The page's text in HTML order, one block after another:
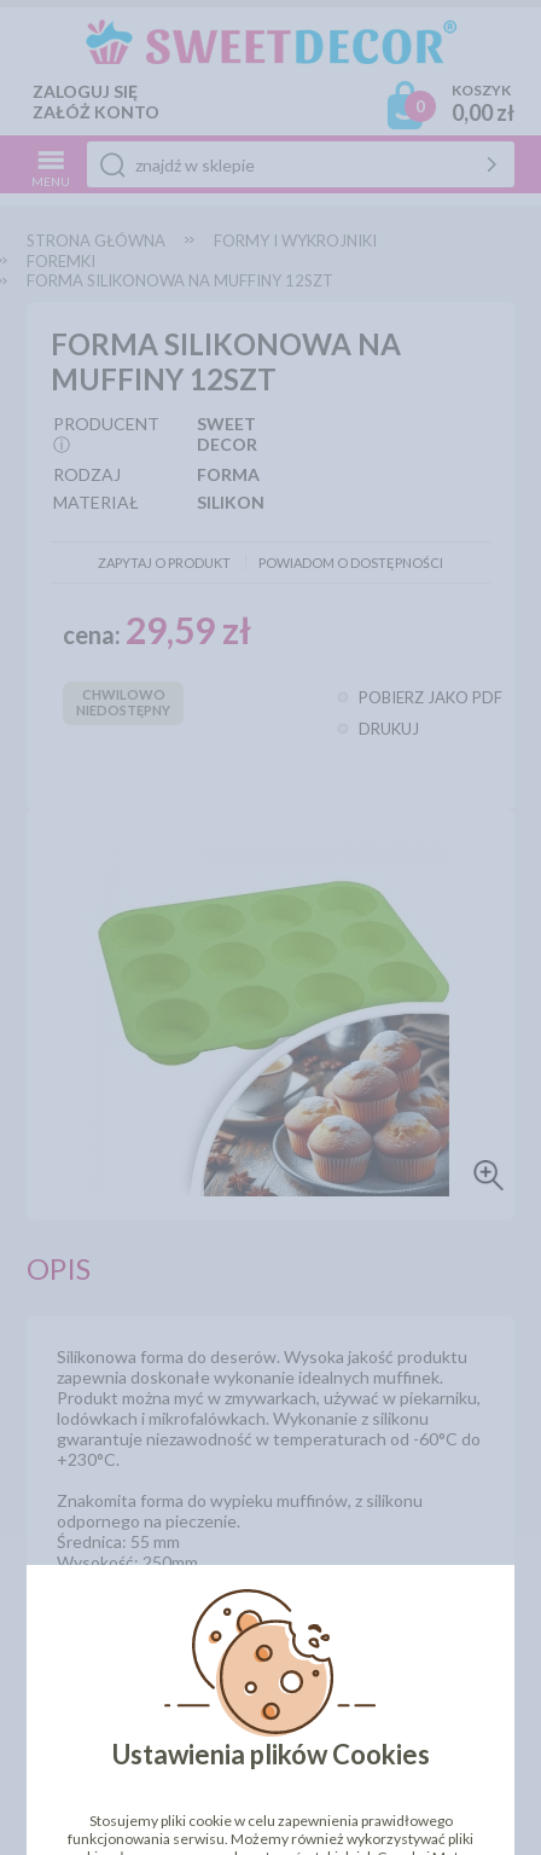
ZALOGUJ SIĘ
ZAŁÓŻ KONTO
0
KOSZYK
0,00 zł
MENU
STRONA GŁÓWNA
FORMY I WYKROJNIKI
FOREMKI
FORMA SILIKONOWA NA MUFFINY 12SZT
FORMA SILIKONOWA NA
MUFFINY 12SZT
PRODUCENT
ⓘ
SWEET
DECOR
RODZAJ
FORMA
MATERIAŁ
SILIKON
ZAPYTAJ O PRODUKT POWIADOM O DOSTĘPNOŚCI
cena: 29,59 zł
CHWILOWO
NIEDOSTĘPNY
POBIERZ JAKO PDF
DRUKUJ
OPIS
Silikonowa forma do deserów. Wysoka jakość produktu
zapewnia doskonałe wykonanie idealnych muffinek.
Produkt można myć w zmywarkach, używać w piekarniku,
lodówkach i mikrofalówkach. Wykonanie z silikonu
gwarantuje niezawodność w temperaturach od -60°C do
+230°C.
Znakomita forma do wypieku muffinów, z silikonu
odpornego na pieczenie.
Średnica: 55 mm
Wysokość: 250mm
Kod produktu: 5052175
DODAJ SWOJĄ OPINIĘ
PRODUKTY PODOBNE
INNI KLIENCI KUPILI TEŻ
Ustawienia plików Cookies
Stosujemy pliki cookie w celu zapewnienia prawidłowego
funkcjonowania serwisu. Możemy również wykorzystywać pliki